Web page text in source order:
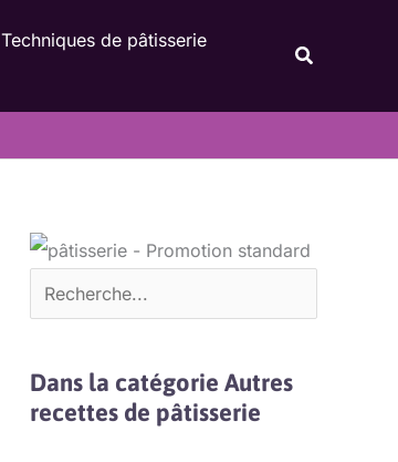
Techniques de pâtisserie
Dans la catégorie Autres
recettes de pâtisserie